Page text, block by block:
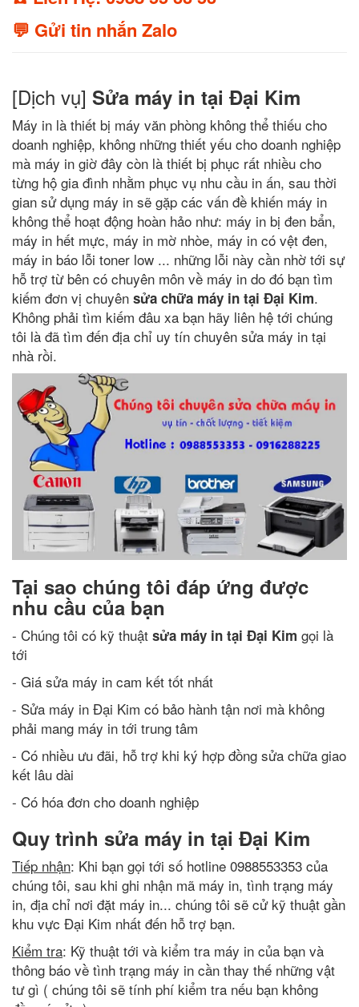
💬 Gửi tin nhắn Zalo
[Dịch vụ] Sửa máy in tại Đại Kim
Máy in là thiết bị máy văn phòng không thể thiếu cho
doanh nghiệp, không những thiết yếu cho doanh nghiệp
mà máy in giờ đây còn là thiết bị phục rất nhiều cho
từng hộ gia đình nhằm phục vụ nhu cầu in ấn, sau thời
gian sử dụng máy in sẽ gặp các vấn đề khiến máy in
không thể hoạt động hoàn hảo như: máy in bị đen bẩn,
máy in hết mực, máy in mờ nhòe, máy in có vệt đen,
máy in báo lỗi toner low ... những lỗi này cần nhờ tới sự
hỗ trợ từ bên có chuyên môn về máy in do đó bạn tìm
kiếm đơn vị chuyên sửa chữa máy in tại Đại Kim.
Không phải tìm kiếm đâu xa bạn hãy liên hệ tới chúng
tôi là đã tìm đến địa chỉ uy tín chuyên sửa máy in tại
nhà rồi.
Tại sao chúng tôi đáp ứng được
nhu cầu của bạn
- Chúng tôi có kỹ thuật sửa máy in tại Đại Kim gọi là
tới
- Giá sửa máy in cam kết tốt nhất
- Sửa máy in Đại Kim có bảo hành tận nơi mà không
phải mang máy in tới trung tâm
- Có nhiều ưu đãi, hỗ trợ khi ký hợp đồng sửa chữa giao
kết lâu dài
- Có hóa đơn cho doanh nghiệp
Quy trình sửa máy in tại Đại Kim
Tiếp nhận: Khi bạn gọi tới số hotline 0988553353 của
chúng tôi, sau khi ghi nhận mã máy in, tình trạng máy
in, địa chỉ nơi đặt máy in... chúng tôi sẽ cử kỹ thuật gần
khu vực Đại Kim nhất đến hỗ trợ bạn.
Kiểm tra: Kỹ thuật tới và kiểm tra máy in của bạn và
thông báo về tình trạng máy in cần thay thế những vật
tư gì ( chúng tôi sẽ tính phí kiểm tra nếu bạn không